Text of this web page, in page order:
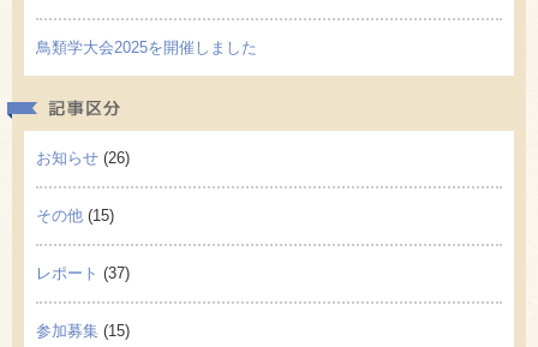
鳥類学大会2025を開催しました
お知らせ (26)
その他 (15)
レポート (37)
参加募集 (15)